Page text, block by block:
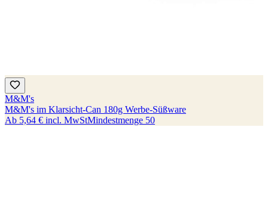
M&M's
M&M's im Klarsicht-Can 180g Werbe-Süßware
Ab 5,64 € incl. MwStMindestmenge 50